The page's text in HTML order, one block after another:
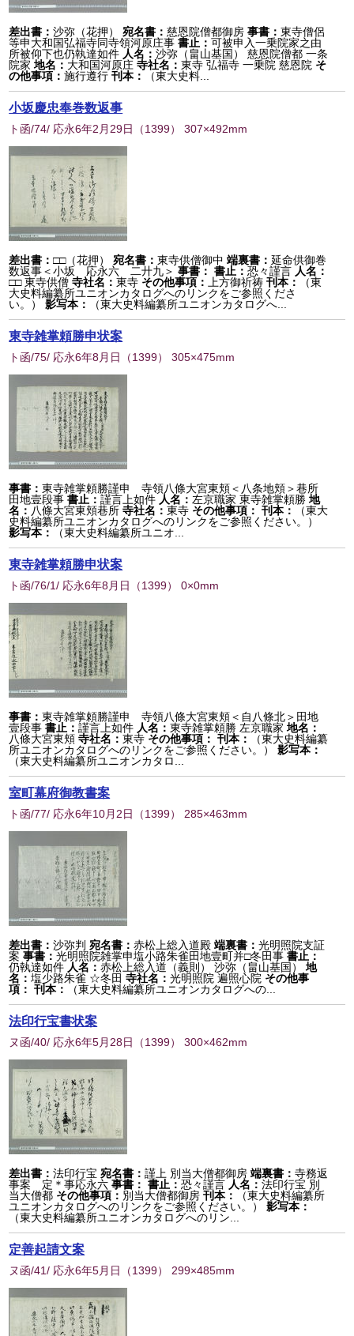
差出書：沙弥（花押） 宛名書：慈恩院僧都御房 事書：東寺僧侶
等申大和国弘福寺同寺領河原庄事 書止：可被申入一乗院家之由
所被仰下也仍執達如件 人名：沙弥（畠山基国） 慈恩院僧都 一条
院家 地名： 大和国河原庄 寺社名：東寺 弘福寺 一乗院 慈恩院 そ
の他事項：施行遵行 刊本： （東大史料...
小坂慶忠奉巻数返事
ト函/74/ 応永6年2月29日 （1399） 307×492mm
差出書：□□（花押） 宛名書：東寺供僧御中 端裏書：延命供御巻
数返事＜小坂 応永六 二廾九＞ 事書： 書止：恐々謹言 人名：
□□ 東寺供僧 寺社名：東寺 その他事項： 上方御祈祷刊本：
（東
大史料編纂所ユニオンカタログへのリンクをご参照くださ
い。）
影写本： （東大史料編纂所ユニオンカタログへ...
東寺雑掌頼勝申状案
ト函/75/ 応永6年8月日 （1399） 305×475mm
事書：東寺雑掌頼勝謹申 寺領八條大宮東頬＜八条地頬＞巷所
田地壹段事書止：謹言上如件 人名： 左京職家 東寺雑掌頼勝 地
名： 八條大宮東頬巷所 寺社名：東寺 その他事項： 刊本：
（東大
史料編纂所ユニオンカタログへのリンクをご参照ください。）
影写本：
（東大史料編纂所ユニオ...
東寺雑掌頼勝申状案
ト函/76/1/ 応永6年8月日 （1399） 0×0mm
事書：東寺雑掌頼勝謹申 寺領八條大宮東頬＜自八條北＞田地
壹段事書止：謹言上如件 人名：東寺雑掌頼勝 左京職家 地名：
八條大宮東頬 寺社名：東寺 その他事項： 刊本：
（東大史料編纂
所ユニオンカタログへのリンクをご参照ください。）
影写本：
（東大史料編纂所ユニオンカタロ...
室町幕府御教書案
ト函/77/ 応永6年10月2日 （1399） 285×463mm
差出書：沙弥判 宛名書：赤松上総入道殿 端裏書：光明照院支証
案 事書：光明照院雑掌申塩小路朱雀田地壹町并□冬田事書止：
仍執達如件 人名：赤松上総入道（義則） 沙弥（畠山基国）
地
名：塩少路朱雀 ☆冬田 寺社名：光明照院 遍照心院 その他事
項： 刊本： （東大史料編纂所ユニオンカタログへの...
法印行宝書状案
ヌ函/40/ 応永6年5月28日 （1399） 300×462mm
差出書：法印行宝 宛名書：謹上 別当大僧都御房 端裏書：寺務返
事案 定＊事応永六 事書： 書止：恐々謹言 人名：法印行宝 別
当大僧都 その他事項： 別当大僧都御房刊本：
（東大史料編纂所
ユニオンカタログへのリンクをご参照ください。）
影写本：
（東大史料編纂所ユニオンカタログへのリン...
定善起請文案
ヌ函/41/ 応永6年5月日 （1399） 299×485mm